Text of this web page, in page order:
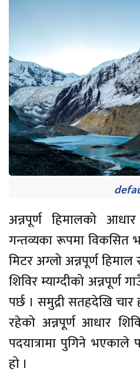
अन्नपूर्ण हिमालको
गन्तव्यका रूपमा
मिटर अग्लो अन्नपूर्ण
शिविर म्याग्दीको अन्नपूर्ण
पर्छ । समुद्री सतहदेखि
रहेको अन्नपूर्ण आधार
पदयात्रामा पुगिने भएकाले
हो ।